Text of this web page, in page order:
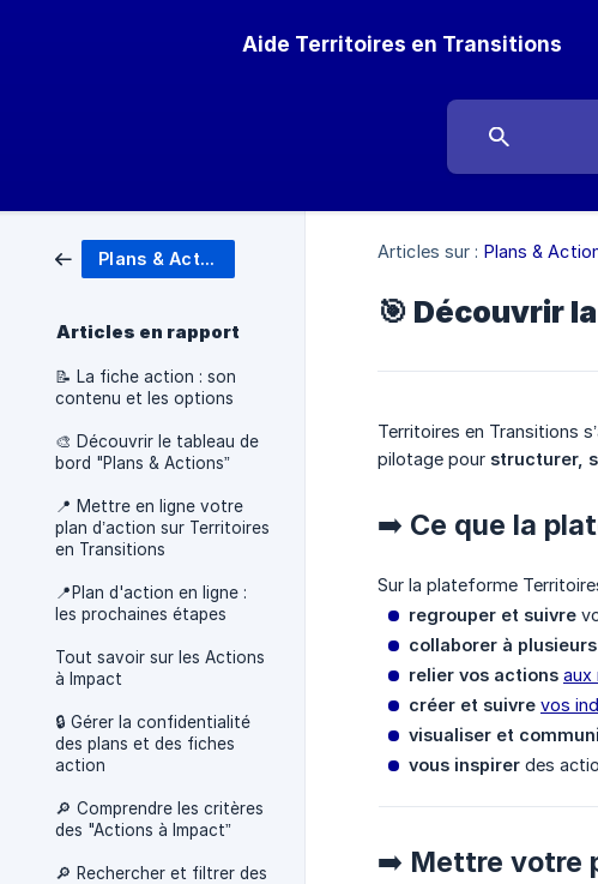
Aide Territoires en Transitions
Plans & Actions
Articles en rapport
📝 La fiche action : son
contenu et les options
🎨 Découvrir le tableau de
bord "Plans & Actions”
📍 Mettre en ligne votre
plan d’action sur Territoires
en Transitions
📍Plan d'action en ligne :
les prochaines étapes
Tout savoir sur les Actions
à Impact
🔒 Gérer la confidentialité
des plans et des fiches
action
🔎 Comprendre les critères
des "Actions à Impact”
🔎 Rechercher et filtrer des
Articles sur : Plans &
🎯 Découvrir
Territoires en Transitions
pilotage pour structurer,
➡️ Ce que la
Sur la plateforme
regrouper et suivre
collaborer à plusieurs
relier vos actions aux
créer et suivre vos
visualiser et
vous inspirer des
➡️ Mettre votre